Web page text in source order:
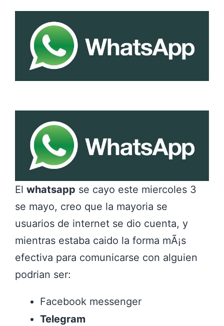
El whatsapp se cayo este miercoles 3
se mayo, creo que la mayoria se
usuarios de internet se dio cuenta, y
mientras estaba caido la forma mÃ¡s
efectiva para comunicarse con alguien
podrian ser:
Facebook messenger
Telegram